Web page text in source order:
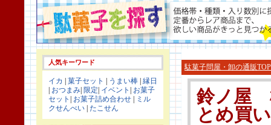
人気キーワード
イカ 菓子セット うまい棒 縁日
おつまみ 限定 イベント
お菓子
セット
お菓子詰め合わせ
ミル
クせんべい たこせん
駄菓子問屋・卸の通販TOP
鈴ノ屋
とめ買